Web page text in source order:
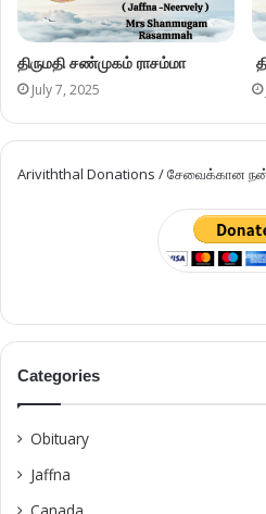
திருமதி சண்முகம் ராசம்மா
July 7, 2025
Ariviththal Donations / சேவைக்கான
Categories
Obituary
Jaffna
Canada